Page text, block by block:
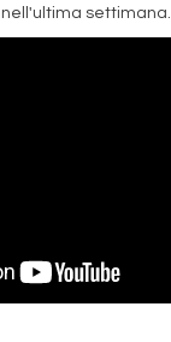
settimana.